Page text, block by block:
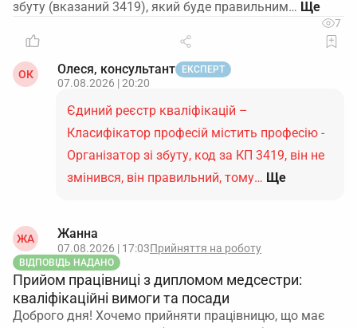
збуту (вказаний 3419), який буде правильним…
7
ОК Олеся, консультант ЕКСПЕРТ
07.08.2026 | 20:20
Єдиний реєстр кваліфікацій –
Класифікатор професій містить професію -
Організатор зі збуту, код за КП 3419, він не
змінився, він правильний, тому… Ще
ЖА Жанна
07.08.2026 | 17:03Прийняття на роботу
ВІДПОВІДЬ НАДАНО
Прийом працівниці з дипломом медсестри:
кваліфікаційні вимоги та посади
Доброго дня! Хочемо прийняти працівницю, що має